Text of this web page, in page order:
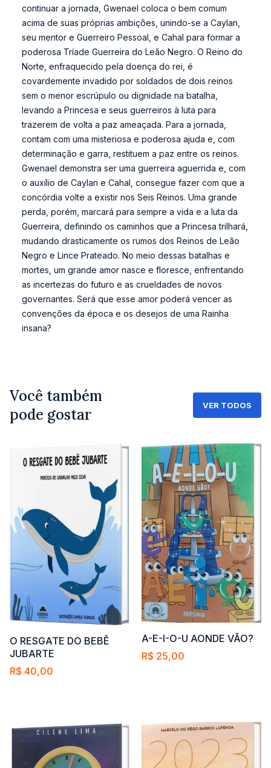
continuar a jornada, Gwenael coloca o bem comum
acima de suas próprias ambições, unindo-se a Caylan,
seu mentor e Guerreiro Pessoal, e Cahal para formar a
poderosa Tríade Guerreira do Leão Negro. O Reino do
Norte, enfraquecido pela doença do rei, é
covardemente invadido por soldados de dois reinos
sem o menor escrúpulo ou dignidade na batalha,
levando a Princesa e seus guerreiros à luta para
trazerem de volta a paz ameaçada. Para a jornada,
contam com uma misteriosa e poderosa ajuda e, com
determinação e garra, restituem a paz entre os reinos.
Gwenael demonstra ser uma guerreira aguerrida e, com
o auxílio de Caylan e Cahal, consegue fazer com que a
concórdia volte a existir nos Seis Reinos. Uma grande
perda, porém, marcará para sempre a vida e a luta da
Guerreira, definindo os caminhos que a Princesa trilhará,
mudando drasticamente os rumos dos Reinos de Leão
Negro e Lince Prateado. No meio dessas batalhas e
mortes, um grande amor nasce e floresce, enfrentando
as incertezas do futuro e as crueldades de novos
governantes. Será que esse amor poderá vencer as
convenções da época e os desejos de uma Rainha
insana?
Você também
pode gostar
VER TODOS
O RESGATE DO BEBÊ
JUBARTE
R$ 40,00
A-E-I-O-U AONDE VÃO?
R$ 25,00